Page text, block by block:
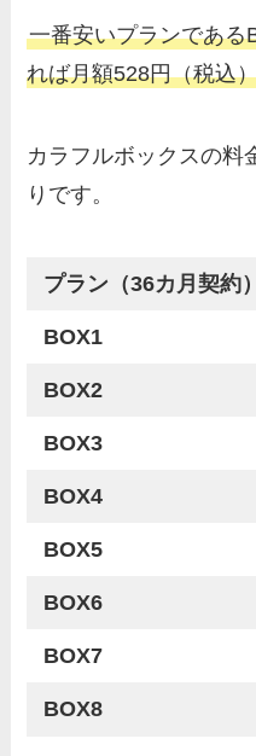
一番安いプランである
れば月額528円（税込
カラフルボックスの料
りです。
プラン（36カ月契約）
BOX1
BOX2
BOX3
BOX4
BOX5
BOX6
BOX7
BOX8